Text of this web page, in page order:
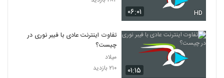
۰۶:۰۱ HD
۰۱:۱۵
تفاوت اینترنت عادی با فیبر نوری در
چیست؟
میلاد
۲۱۰ بازدید